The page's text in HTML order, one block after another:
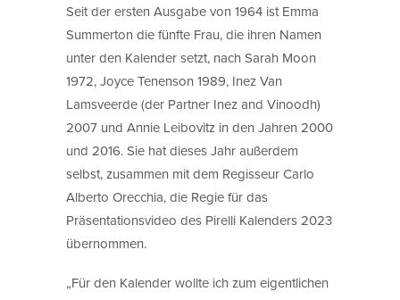
Seit der ersten Ausgabe von 1964 ist Emma
Summerton die fünfte Frau, die ihren Namen
unter den Kalender setzt, nach Sarah Moon
1972, Joyce Tenenson 1989, Inez Van
Lamsveerde (der Partner Inez and Vinoodh)
2007 und Annie Leibovitz in den Jahren 2000
und 2016. Sie hat dieses Jahr außerdem
selbst, zusammen mit dem Regisseur Carlo
Alberto Orecchia, die Regie für das
Präsentationsvideo des Pirelli Kalenders 2023
übernommen.
„Für den Kalender wollte ich zum eigentlichen